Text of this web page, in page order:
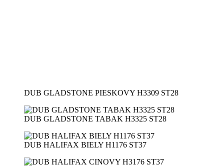
DUB GLADSTONE PIESKOVY H3309 ST28
DUB GLADSTONE TABAK H3325 ST28
DUB HALIFAX BIELY H1176 ST37